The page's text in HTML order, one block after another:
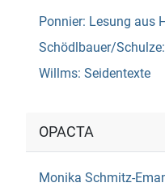
Ponnier: Lesung aus
Schödlbauer/
Willms: Seidentexte
OPACTA
Monika Schmitz-